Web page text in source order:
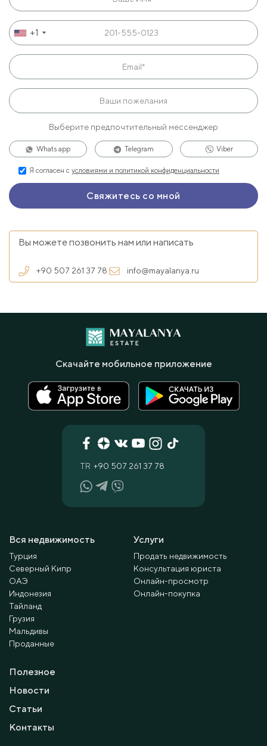
+1
Выберите предпочтительный мессенджер
Whats app Telegram Viber
Я согласен с условиями и политикой конфиденциальности
Вы можете позвонить нам или написать
+90 507 261 37 78 info@mayalanya.ru
Вся недвижимость
Турция
Северный Кипр
ОАЭ
Индонезия
Тайланд
Грузия
Мальдивы
Проданные
Услуги
Продать недвижимость
Консультация юриста
Онлайн-просмотр
Онлайн-покупка
Полезное
Новости
Статьи
Контакты
TR +90 507 261 37 78
Скачайте мобильное приложение